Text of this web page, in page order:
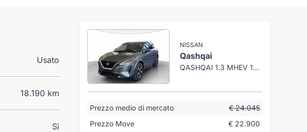
Usato
18.190 km
Si
NISSAN
Qashqai
QASHQAI 1.3 MHEV 140CV N-CONNECTA 2WD
Prezzo medio di mercato
€ 24.045
Prezzo Move
€ 22.900